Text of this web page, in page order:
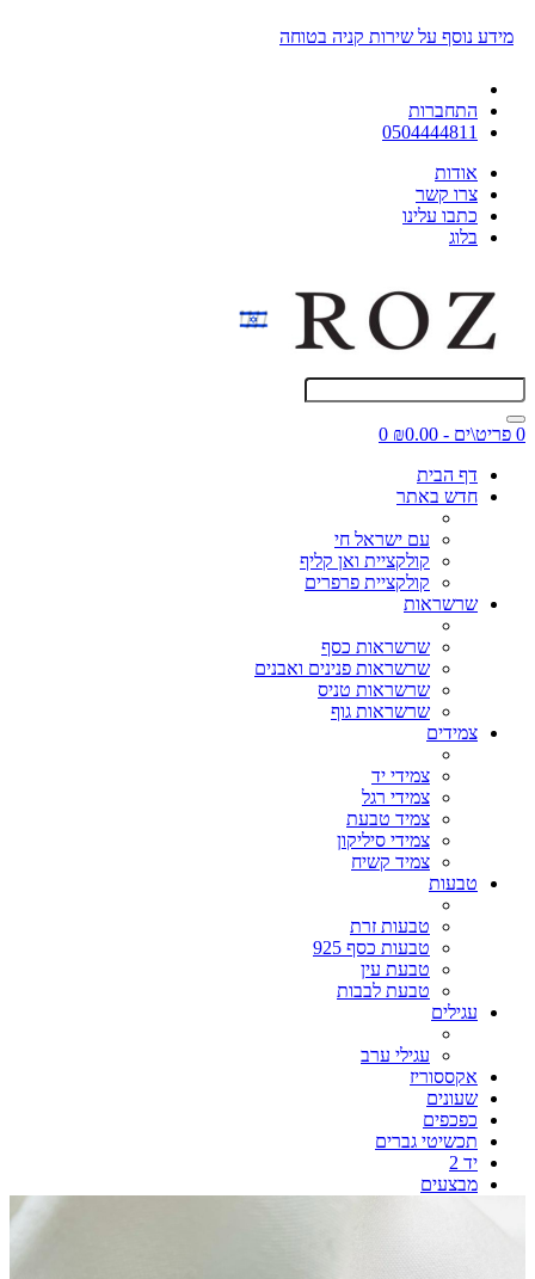
מידע נוסף על שירות קניה בטוחה
התחברות
0504444811
אודות
צרו קשר
כתבו עלינו
בלוג
0 פריט\ים - ₪0.00
0
דף הבית
חדש באתר
עם ישראל חי
קולקציית ואן קליף
קולקציית פרפרים
שרשראות
שרשראות כסף
שרשראות פנינים ואבנים
שרשראות טניס
שרשראות גוף
צמידים
צמידי יד
צמידי רגל
צמיד טבעת
צמידי סיליקון
צמיד קשיח
טבעות
טבעות זרת
טבעות כסף 925
טבעת עין
טבעת לבבות
עגילים
עגילי ערב
אקססוריז
שעונים
כפכפים
תכשיטי גברים
יד 2
מבצעים